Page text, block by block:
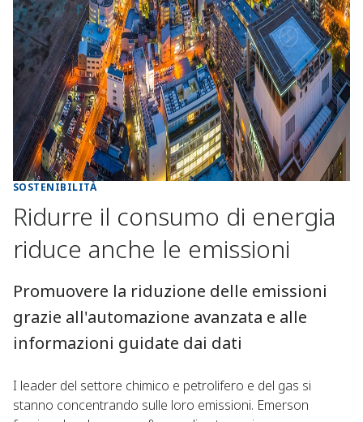
SOSTENIBILITÀ
Ridurre il consumo di energia
riduce anche le emissioni
Promuovere la riduzione delle emissioni
grazie all'automazione avanzata e alle
informazioni guidate dai dati
I leader del settore chimico e petrolifero e del gas si
stanno concentrando sulle loro emissioni. Emerson